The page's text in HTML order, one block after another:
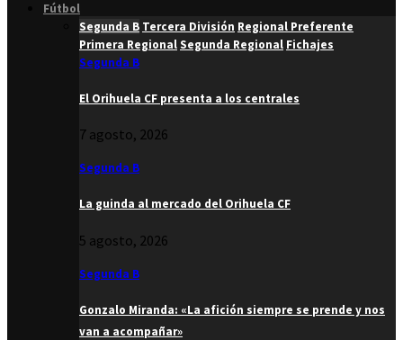
Fútbol
Segunda B Tercera División Regional Preferente
Primera RegionalSegunda Regional Fichajes
Segunda B
El Orihuela CF presenta a los centrales
7 agosto, 2026
Segunda B
La guinda al mercado del Orihuela CF
5 agosto, 2026
Segunda B
Gonzalo Miranda: «La afición siempre se prende y nos
van a acompañar»